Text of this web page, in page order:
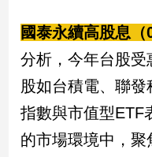
國泰永續高股息
分析，今年台股
股如台積電、聯
指數與市值型ETF
的市場環境中，